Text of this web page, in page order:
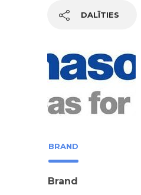
DALĪTIES
BRAND
Brand